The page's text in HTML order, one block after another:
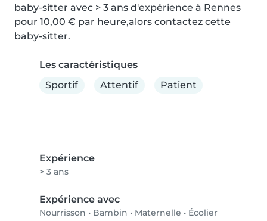
baby-sitter avec > 3 ans d'expérience à Rennes
pour 10,00 € par heure,alors contactez cette
baby-sitter.
Les caractéristiques
Sportif
Attentif Patient
Expérience
> 3 ans
Expérience avec
Nourrisson • Bambin • Maternelle • Écolier